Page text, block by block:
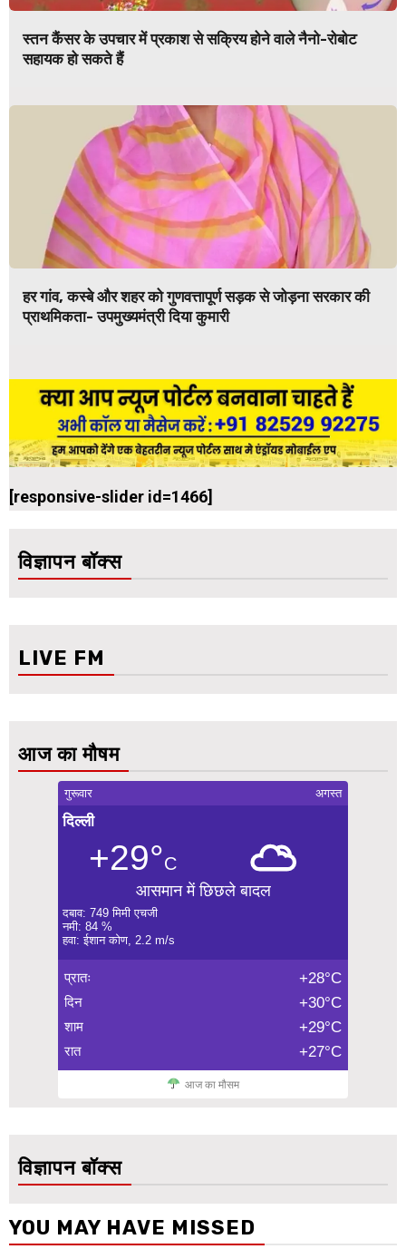
स्तन कैंसर के उपचार में प्रकाश से सक्रिय होने वाले नैनो-रोबोट
सहायक हो सकते हैं
हर गांव, कस्बे और शहर को गुणवत्तापूर्ण सड़क से जोड़ना सरकार की
प्राथमिकता- उपमुख्यमंत्री दिया कुमारी
[responsive-slider id=1466]
विज्ञापन बॉक्स
LIVE FM
आज का मौषम
गुरूवार अगस्त
दिल्ली
+29°C
आसमान में छिछले बादल
दबाव: 749 मिमी एचजी
नमी: 84 %
हवा: ईशान कोण, 2.2 m/s
प्रातः +28°C
दिन +30°C
शाम +29°C
रात +27°C
आज का मौसम
विज्ञापन बॉक्स
YOU MAY HAVE MISSED